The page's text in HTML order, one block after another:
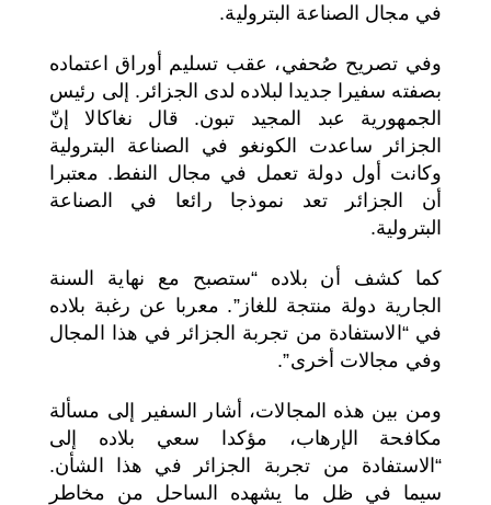
في مجال الصناعة البترولية.
وفي تصريح صُحفي، عقب تسليم أوراق اعتماده
بصفته سفيرا جديدا لبلاده لدى الجزائر. إلى رئيس
الجمهورية عبد المجيد تبون. قال نغاكالا إنّ
الجزائر ساعدت الكونغو في الصناعة البترولية
وكانت أول دولة تعمل في مجال النفط. معتبرا
أن الجزائر تعد نموذجا رائعا في الصناعة
البترولية.
كما كشف أن بلاده “ستصبح مع نهاية السنة
الجارية دولة منتجة للغاز”. معربا عن رغبة بلاده
في “الاستفادة من تجربة الجزائر في هذا المجال
وفي مجالات أخرى”.
ومن بين هذه المجالات، أشار السفير إلى مسألة
مكافحة الإرهاب، مؤكدا سعي بلاده إلى
“الاستفادة من تجربة الجزائر في هذا الشأن.
سيما في ظل ما يشهده الساحل من مخاطر